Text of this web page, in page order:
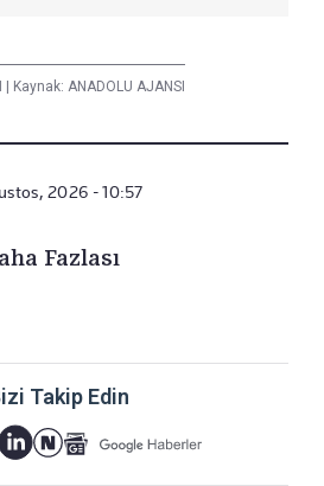
Kaynak: ANADOLU AJANSI
2026 - 10:57
Fazlası
Takip Edin